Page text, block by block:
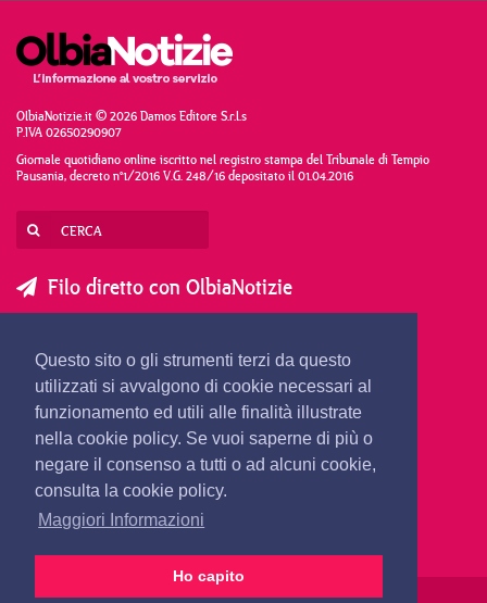
Questo sito o gli strumenti terzi da questo
utilizzati si avvalgono di cookie necessari al
funzionamento ed utili alle finalità illustrate
nella cookie policy. Se vuoi saperne di più o
negare il consenso a tutti o ad alcuni cookie,
consulta la cookie policy.
Maggiori Informazioni
Ho capito
OlbiaNotizie.it © 2026 Damos Editore S.r.l.s
P.IVA 02650290907
Giornale quotidiano online iscritto nel registro stampa del Tribunale di Tempio
Pausania, decreto n°1/2016 V.G. 248/16 depositato il 01.04.2016
Filo diretto con OlbiaNotizie
SEGNALA UNA NOTIZIA
SEGNALA UN EVENTO
redazione@olbianotizie.it